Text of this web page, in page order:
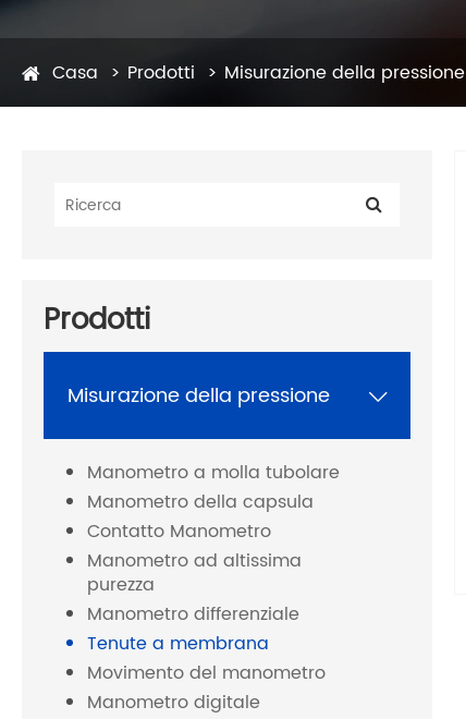
Casa Prodotti Misurazione della pressione
Prodotti
Misurazione della pressione 
Manometro a molla tubolare
Manometro della capsula
Contatto Manometro
Manometro ad altissima
purezza
Manometro differenziale
Tenute a membrana
Movimento del manometro
Manometro digitale